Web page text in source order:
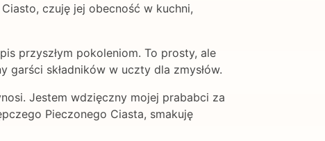
czuję jej obecność w kuchni,
przyszłym pokoleniom. To prosty, ale
składników w uczty dla zmysłów.
Jestem wdzięczny mojej prababci za
Pieczonego Ciasta, smakuję